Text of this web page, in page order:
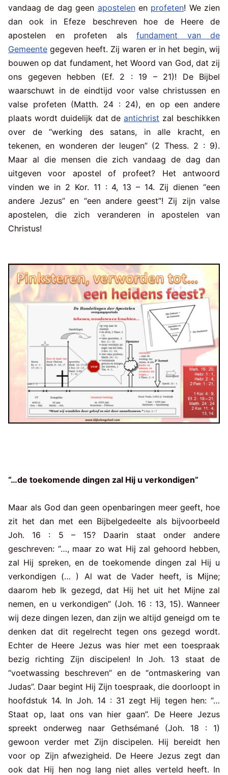
vandaag de dag geen apostelenen profeten! We zien
dan ook in Efeze beschreven hoe de Heere de
apostelen en profeten als fundament van de
Gemeente gegeven heeft. Zij waren er in het begin, wij
bouwen op dat fundament, het Woord van God, dat zij
ons gegeven hebben (Ef. 2 : 19 – 21)! De Bijbel
waarschuwt in de eindtijd voor valse christussen en
valse profeten (Matth. 24 : 24), en op een andere
plaats wordt duidelijk dat deantichrist zal beschikken
over de “werking des satans, in alle kracht, en
tekenen, en wonderen der leugen” (2 Thess. 2 : 9).
Maar al die mensen die zich vandaag de dag dan
uitgeven voor apostel of profeet? Het antwoord
vinden we in 2 Kor. 11 : 4, 13 – 14. Zij dienen “een
andere Jezus” en “een andere geest”! Zij zijn valse
apostelen, die zich veranderen in apostelen van
Christus!
“…de toekomende dingen zal Hij u verkondigen”
Maar als God dan geen openbaringen meer geeft, hoe
zit het dan met een Bijbelgedeelte als bijvoorbeeld
Joh. 16 : 5 – 15? Daarin staat onder andere
geschreven: “…, maar zo wat Hij zal gehoord hebben,
zal Hij spreken, en de toekomende dingen zal Hij u
verkondigen (… ) Al wat de Vader heeft, is Mijne;
daarom heb Ik gezegd, dat Hij het uit het Mijne zal
nemen, en u verkondigen” (Joh. 16 : 13, 15). Wanneer
wij deze dingen lezen, dan zijn we altijd geneigd om te
denken dat dit regelrecht tegen ons gezegd wordt.
Echter de Heere Jezus was hier met een toespraak
bezig richting Zijn discipelen! In Joh. 13 staat de
“voetwassing beschreven” en de “ontmaskering van
Judas”. Daar begint Hij Zijn toespraak, die doorloopt in
hoofdstuk 14. In Joh. 14 : 31 zegt Hij tegen hen: “…
Staat op, laat ons van hier gaan”. De Heere Jezus
spreekt onderweg naar Gethsémané (Joh. 18 : 1)
gewoon verder met Zijn discipelen. Hij bereidt hen
voor op Zijn afwezigheid. De Heere Jezus zegt dan
ook dat Hij hen nog lang niet alles verteld heeft. In